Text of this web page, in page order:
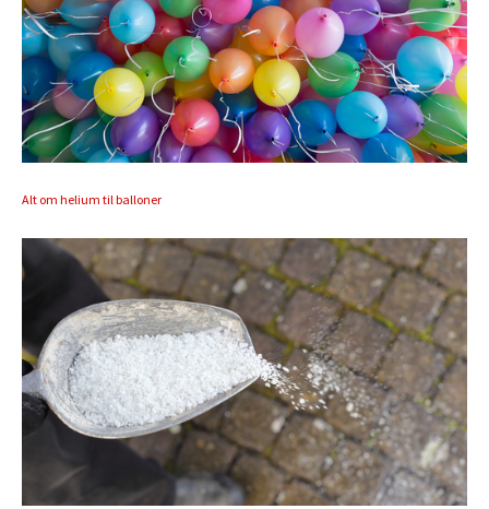
Alt om helium til balloner